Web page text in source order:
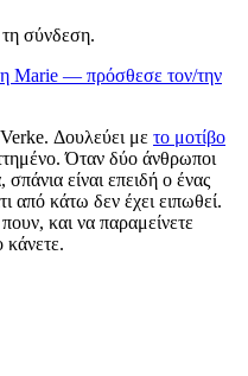
σύνδεση.
Marie — πρόσθεσε τον/την
Δουλεύει με το μοτίβο
Όταν δύο άνθρωποι
είναι επειδή ο ένας
από κάτω δεν έχει ειπωθεί.
και να παραμείνετε
κάνετε.